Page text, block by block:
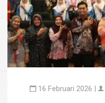
16 Februari 2026 |